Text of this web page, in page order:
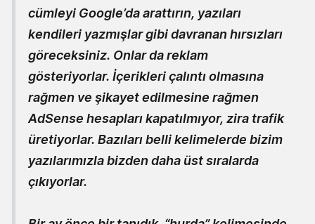
cümleyi Google’da arattırın, yazıları
kendileri yazmışlar gibi davranan hırsızları
göreceksiniz. Onlar da reklam
gösteriyorlar. İçerikleri çalıntı olmasına
rağmen ve şikayet edilmesine rağmen
AdSense hesapları kapatılmıyor, zira trafik
üretiyorlar. Bazıları belli kelimelerde bizim
yazılarımızla bizden daha üst sıralarda
çıkıyorlar.